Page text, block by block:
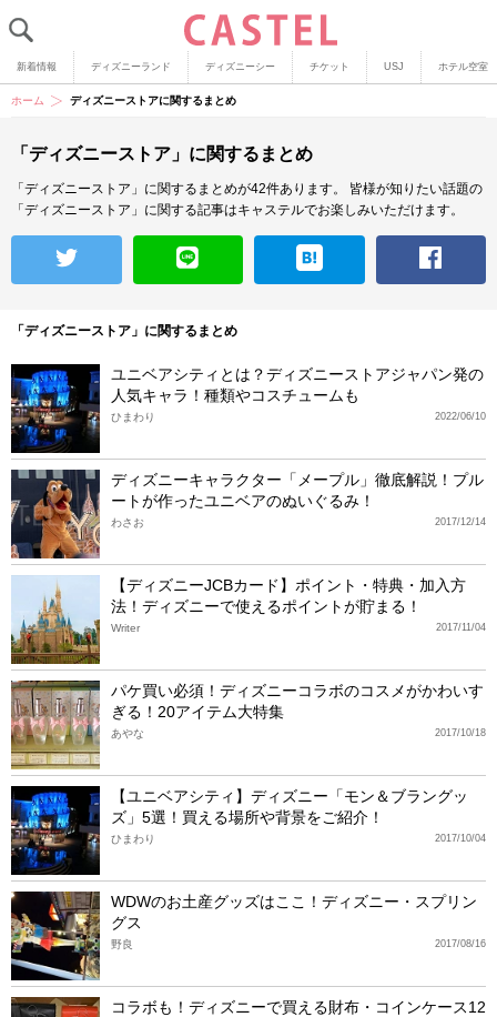
新着情報 ディズニーランド ディズニーシー チケット USJ ホテル空室
ホーム ディズニーストアに関するまとめ
「ディズニーストア」に関するまとめ
「ディズニーストア」に関するまとめが42件あります。
皆様が知りたい話題の
「ディズニーストア」に関する記事はキャステルでお楽しみいただけます。
「ディズニーストア」に関するまとめ
ユニベアシティとは？ディズニーストアジャパン発の
人気キャラ！種類やコスチュームも
2022/06/10
ひまわり
ディズニーキャラクター「メープル」徹底解説！プル
ートが作ったユニベアのぬいぐるみ！
2017/12/14
わさお
【ディズニーJCBカード】ポイント・特典・加入方
法！ディズニーで使えるポイントが貯まる！
2017/11/04
Writer
パケ買い必須！ディズニーコラボのコスメがかわいす
ぎる！20アイテム大特集
2017/10/18
あやな
【ユニベアシティ】ディズニー「モン＆ブラングッ
ズ」5選！買える場所や背景をご紹介！
2017/10/04
ひまわり
WDWのお土産グッズはここ！ディズニー・スプリン
グス
2017/08/16
野良
コラボも！ディズニーで買える財布・コインケース12